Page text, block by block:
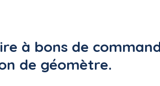
à bons de
de géomètre.